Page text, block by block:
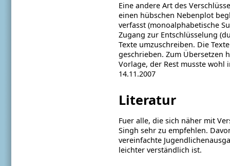
Eine andere Art des
einen hübschen Nebenplot
verfasst (monoalphabetische
Zugang zur Entschlüsselung
Texte umzuschreiben. Die
geschrieben. Zum Übersetzen
Vorlage, der Rest musste
14.11.2007
Literatur
Fuer alle, die sich näher mit
Singh sehr zu empfehlen.
vereinfachte
leichter verständlich ist.